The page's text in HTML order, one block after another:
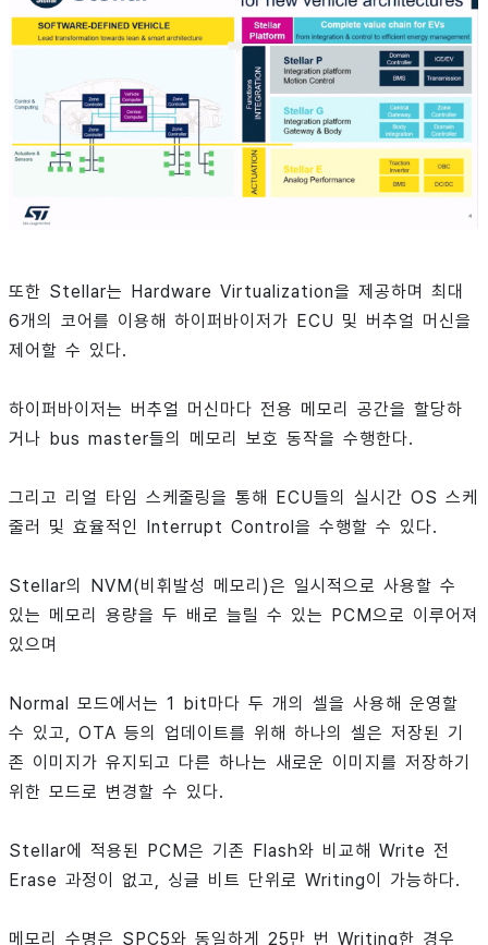
또한 Stellar는 Hardware Virtualization을 제공하며 최대
6개의 코어를 이용해 하이퍼바이저가 ECU 및 버추얼 머신을
제어할 수 있다.
하이퍼바이저는 버추얼 머신마다 전용 메모리 공간을 할당하
거나 bus master들의 메모리 보호 동작을 수행한다.
그리고 리얼 타임 스케줄링을 통해 ECU들의 실시간 OS 스케
줄러 및 효율적인 Interrupt Control을 수행할 수 있다.
Stellar의 NVM(비휘발성 메모리)은 일시적으로 사용할 수
있는 메모리 용량을 두 배로 늘릴 수 있는 PCM으로 이루어져
있으며
Normal 모드에서는 1 bit마다 두 개의 셀을 사용해 운영할
수 있고, OTA 등의 업데이트를 위해 하나의 셀은 저장된 기
존 이미지가 유지되고 다른 하나는 새로운 이미지를 저장하기
위한 모드로 변경할 수 있다.
Stellar에 적용된 PCM은 기존 Flash와 비교해 Write 전
Erase 과정이 없고, 싱글 비트 단위로 Writing이 가능하다.
메모리 수명은 SPC5와 동일하게 25만 번 Writing한 경우